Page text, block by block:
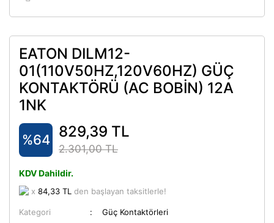
EATON DILM12-
01(110V50HZ,120V60HZ) GÜÇ
KONTAKTÖRÜ (AC BOBİN) 12A
1NK
%64 829,39 TL
2.301,00 TL
KDV Dahildir.
x 84,33 TL den başlayan taksitlerle!
Kategori
Güç Kontaktörleri